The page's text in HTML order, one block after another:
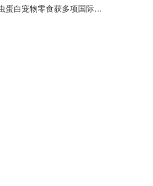
Cosmopet 昆虫蛋白宠物零食获多项国际认证